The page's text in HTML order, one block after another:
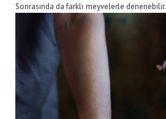
Sonrasında da farklı meyvelerle denenebilir.